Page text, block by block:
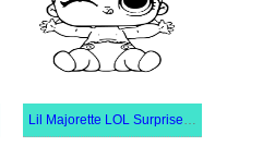
Lil Majorette LOL Surprise Doll